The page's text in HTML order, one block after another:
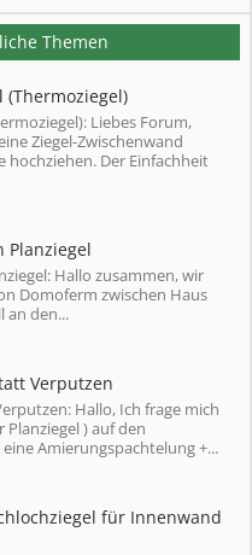
Themen
(Thermoziegel)
Liebes Forum,
Ziegel-Zwischenwand
Der Einfachheit
Planziegel
Hallo zusammen, wir
Domoferm zwischen Haus
an den...
Verputzen
Hallo, Ich frage mich
Planziegel ) auf den
Amierungspachtelung +...
für Innenwand